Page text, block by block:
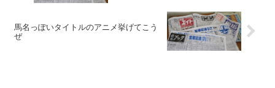
馬名っぽいタイトルのアニメ挙げてこう
ぜ